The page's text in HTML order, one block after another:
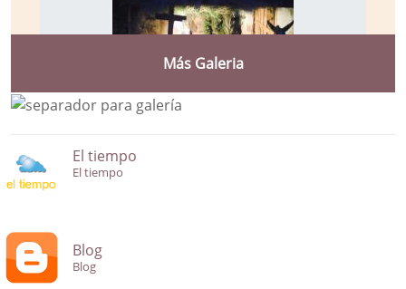
Más Galeria
El tiempo
El tiempo
Blog
Blog